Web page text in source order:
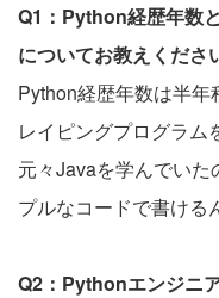
Q1：Python経歴年数
についてお教えくださ
Python経歴年数は半年
レイピングプログラム
元々Javaを学んでい
プルなコードで書ける
Q2：Pythonエンジニ